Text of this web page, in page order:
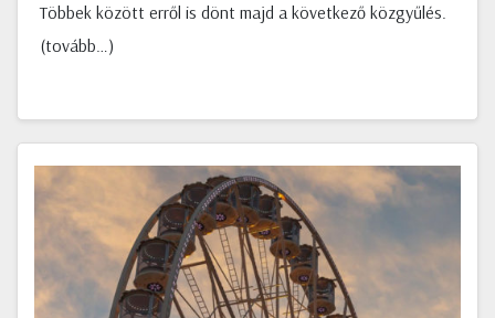
Többek között erről is dönt majd a következő közgyűlés.
(tovább…)